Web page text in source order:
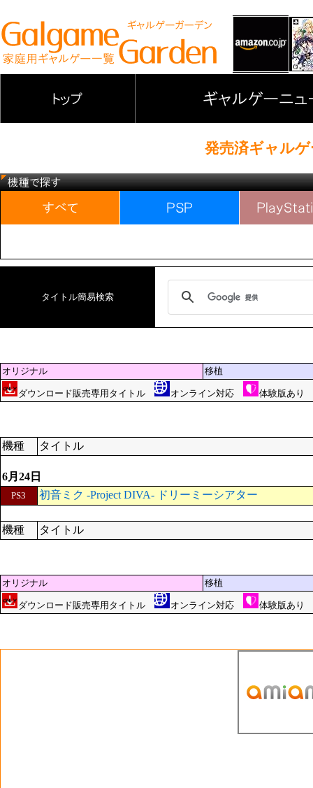
発売済ギャルゲ
タイトル簡易検索
オリジナル 移植
ダウンロード販売専用タイトル オンライン対応 体験版あり
機種 タイトル
6月24日
PS3 初音ミク -Project DIVA- ドリーミーシアター
機種 タイトル
オリジナル 移植
ダウンロード販売専用タイトル オンライン対応 体験版あり